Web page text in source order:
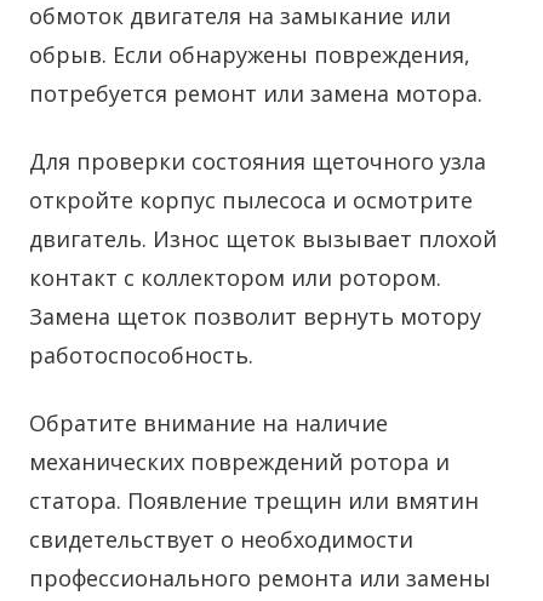
обмоток двигателя на замыкание или
обрыв. Если обнаружены повреждения,
потребуется ремонт или замена мотора.
Для проверки состояния щеточного узла
откройте корпус пылесоса и осмотрите
двигатель. Износ щеток вызывает плохой
контакт с коллектором или ротором.
Замена щеток позволит вернуть мотору
работоспособность.
Обратите внимание на наличие
механических повреждений ротора и
статора. Появление трещин или вмятин
свидетельствует о необходимости
профессионального ремонта или замены